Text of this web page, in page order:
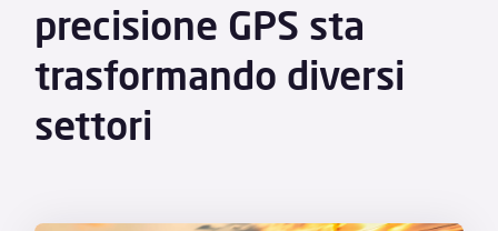
precisione GPS sta
trasformando diversi
settori